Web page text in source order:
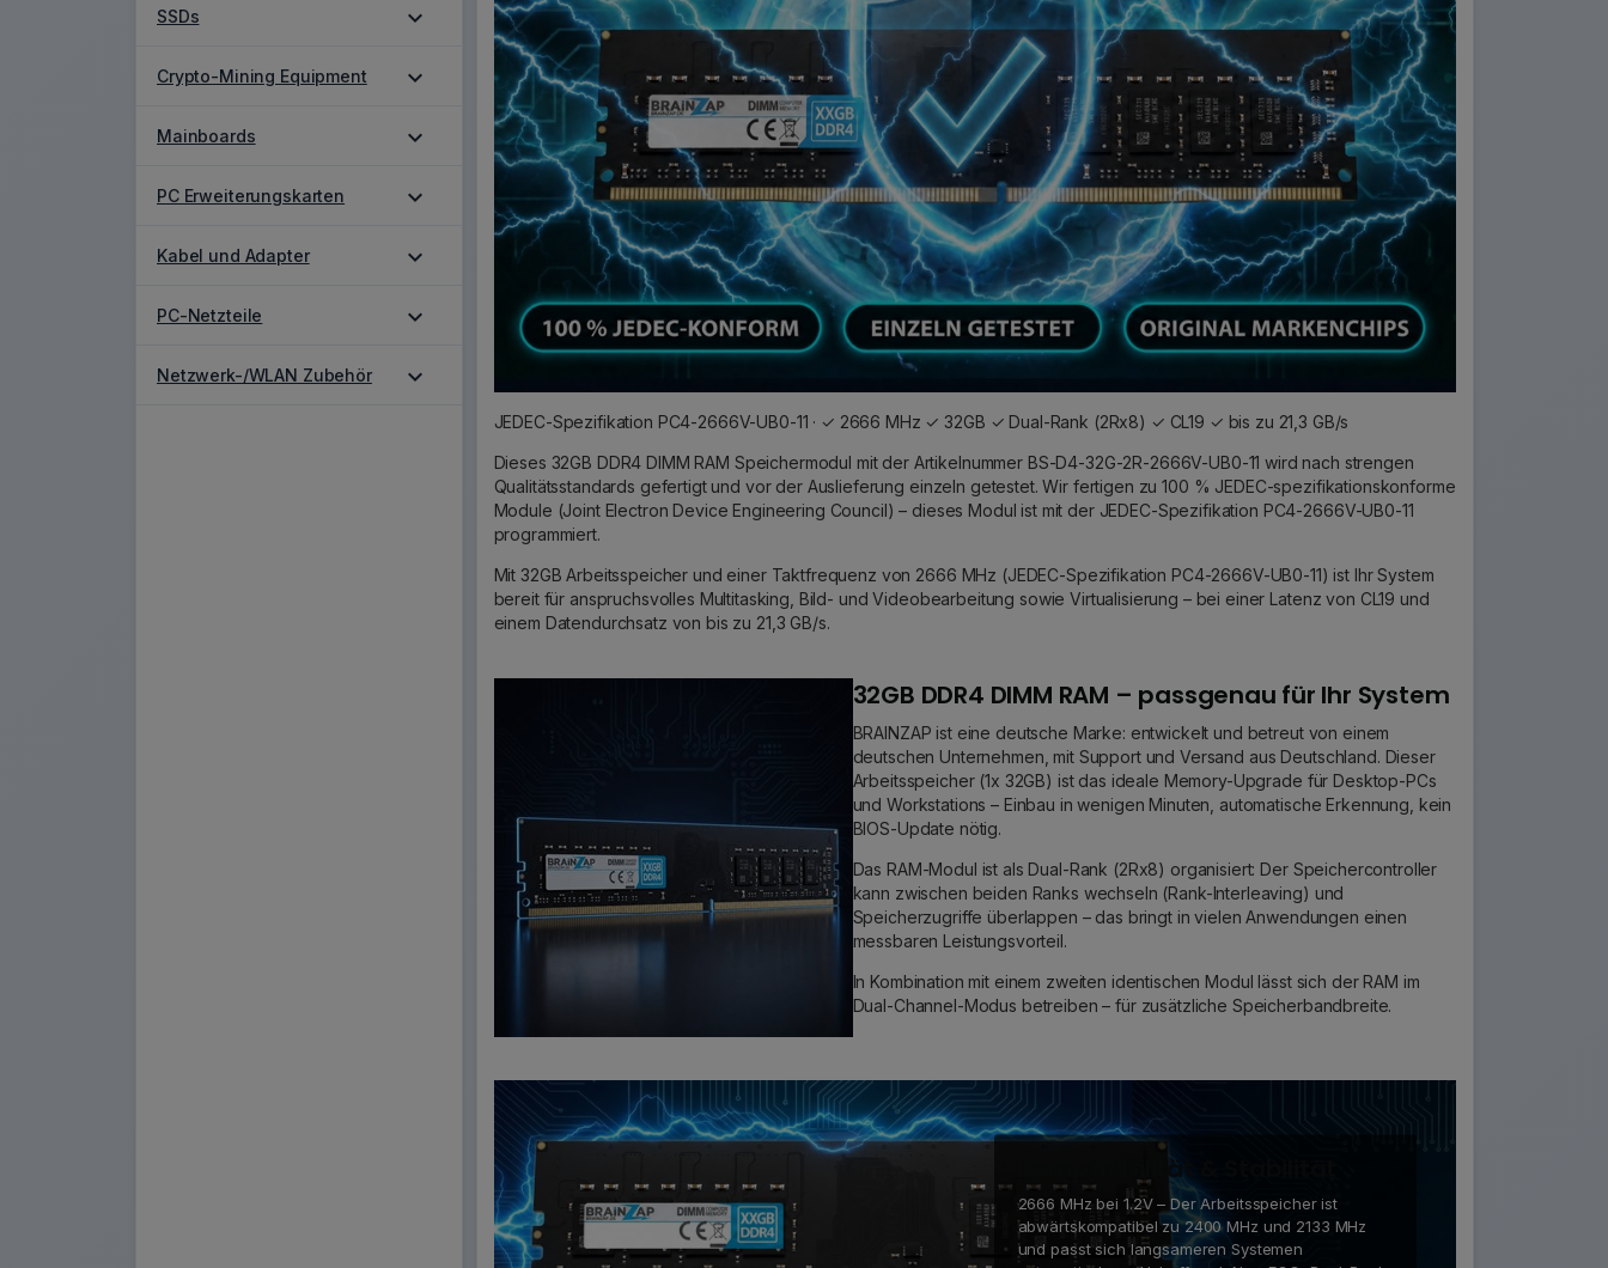
SSDs expand_more
Crypto-Mining Equipment expand_more
Mainboards expand_more
PC Erweiterungskarten expand_more
Kabel und Adapter expand_more
PC-Netzteile expand_more
Netzwerk-/WLAN Zubehör expand_more
JEDEC-Spezifikation PC4-2666V-UB0-11 · ✓ 2666 MHz ✓ 32GB ✓ Dual-Rank (2Rx8) ✓ CL19 ✓ bis zu 21,3 GB/s
Dieses 32GB DDR4 DIMM RAM Speichermodul mit der Artikelnummer BS-D4-32G-2R-2666V-UB0-11 wird nach strengen
Qualitätsstandards gefertigt und vor der Auslieferung einzeln getestet. Wir fertigen zu 100 % JEDEC-spezifikationskonforme
Module (Joint Electron Device Engineering Council) – dieses Modul ist mit der JEDEC-Spezifikation PC4-2666V-UB0-11
programmiert.
Mit 32GB Arbeitsspeicher und einer Taktfrequenz von 2666 MHz (JEDEC-Spezifikation PC4-2666V-UB0-11) ist Ihr System
bereit für anspruchsvolles Multitasking, Bild- und Videobearbeitung sowie Virtualisierung – bei einer Latenz von CL19 und
einem Datendurchsatz von bis zu 21,3 GB/s.
32GB DDR4 DIMM RAM – passgenau für Ihr System
BRAINZAP ist eine deutsche Marke: entwickelt und betreut von einem
deutschen Unternehmen, mit Support und Versand aus Deutschland. Dieser
Arbeitsspeicher (1x 32GB) ist das ideale Memory-Upgrade für Desktop-PCs
und Workstations – Einbau in wenigen Minuten, automatische Erkennung, kein
BIOS-Update nötig.
Das RAM-Modul ist als Dual-Rank (2Rx8) organisiert: Der Speichercontroller
kann zwischen beiden Ranks wechseln (Rank-Interleaving) und
Speicherzugriffe überlappen – das bringt in vielen Anwendungen einen
messbaren Leistungsvorteil.
In Kombination mit einem zweiten identischen Modul lässt sich der RAM im
Dual-Channel-Modus betreiben – für zusätzliche Speicherbandbreite.
Kompatibilität & Stabilität
2666 MHz bei 1.2V – Der Arbeitsspeicher ist
abwärtskompatibel zu 2400 MHz und 2133 MHz
und passt sich langsameren Systemen